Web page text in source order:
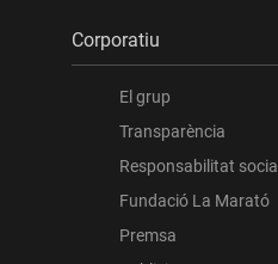
Corporatiu
El grup
Transparència
Responsabilitat social
Fundació La Marató
Premsa